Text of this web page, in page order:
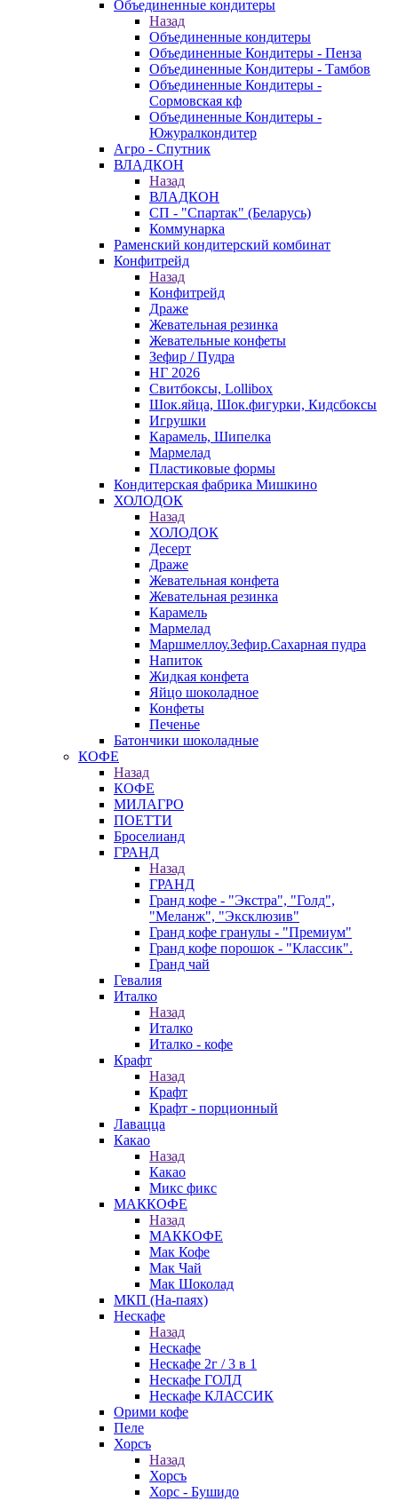
Объединенные кондитеры
Назад
Объединенные кондитеры
Объединенные Кондитеры - Пенза
Объединенные Кондитеры - Тамбов
Объединенные Кондитеры -
Сормовская кф
Объединенные Кондитеры -
Южуралкондитер
Агро - Спутник
ВЛАДКОН
Назад
ВЛАДКОН
СП - "Спартак" (Беларусь)
Коммунарка
Раменский кондитерский комбинат
Конфитрейд
Назад
Конфитрейд
Драже
Жевательная резинка
Жевательные конфеты
Зефир / Пудра
НГ 2026
Свитбоксы, Lollibox
Шок.яйца, Шок.фигурки, Кидсбоксы
Игрушки
Карамель, Шипелка
Мармелад
Пластиковые формы
Кондитерская фабрика Мишкино
ХОЛОДОК
Назад
ХОЛОДОК
Десерт
Драже
Жевательная конфета
Жевательная резинка
Карамель
Мармелад
Маршмеллоу.Зефир.Сахарная пудра
Напиток
Жидкая конфета
Яйцо шоколадное
Конфеты
Печенье
Батончики шоколадные
КОФЕ
Назад
КОФЕ
МИЛАГРО
ПОЕТТИ
Броселианд
ГРАНД
Назад
ГРАНД
Гранд кофе - "Экстра", "Голд",
"Меланж", "Эксклюзив"
Гранд кофе гранулы - "Премиум"
Гранд кофе порошок - "Классик".
Гранд чай
Гевалия
Италко
Назад
Италко
Италко - кофе
Крафт
Назад
Крафт
Крафт - порционный
Лавацца
Какао
Назад
Какао
Микс фикс
МАККОФЕ
Назад
МАККОФЕ
Мак Кофе
Мак Чай
Мак Шоколад
МКП (На-паях)
Нескафе
Назад
Нескафе
Нескафе 2г / 3 в 1
Нескафе ГОЛД
Нескафе КЛАССИК
Орими кофе
Пеле
Хорсъ
Назад
Хорсъ
Хорс - Бушидо